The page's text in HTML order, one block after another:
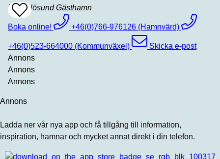
Add
To
Favrites
Hasselösund Gästhamn
Boka online! +46(0)766-976126 (Hamnvärd)
+46(0)523-664000 (Kommunväxel)
Skicka e-post
Annons
Annons
Annons
Annons
Ladda ner vår nya app och få tillgång till information,
inspiration, hamnar och mycket annat direkt i din telefon.